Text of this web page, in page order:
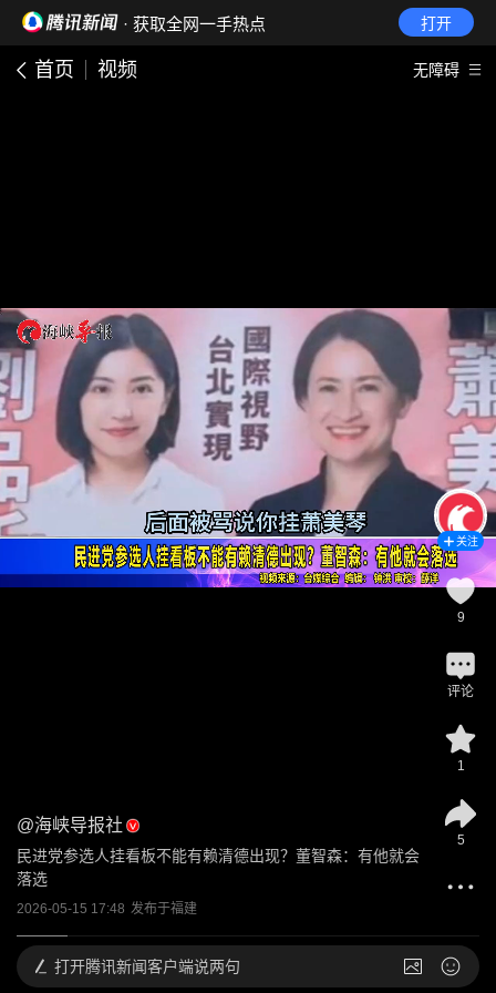
· 获取全网一手热点 打开
首页 视频 无障碍
@海峡导报社
民进党参选人挂看板不能有赖清德出现？董智森：有他就会
落选
2026-05-15 17:48 发布于福建
关注
9
评论
1
5
打开腾讯新闻客户端说两句